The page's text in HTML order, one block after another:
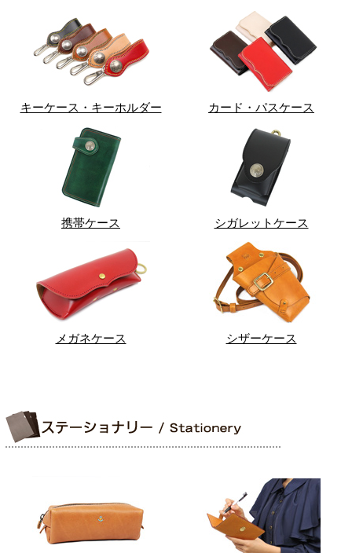
キーケース・キーホルダー カード・パスケース
携帯ケース シガレットケース
メガネケース シザーケース